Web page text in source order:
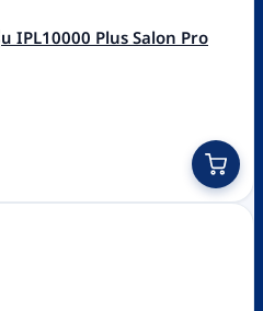
IPL10000 Plus Salon Pro